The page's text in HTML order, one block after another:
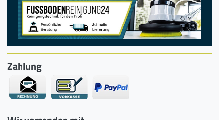
Zahlung